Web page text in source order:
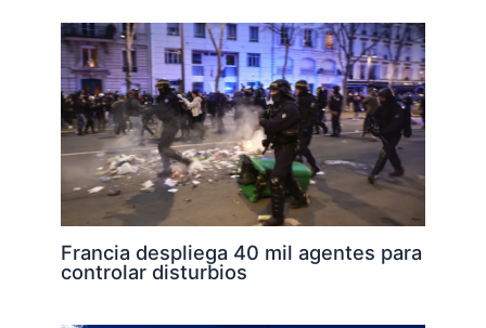
Francia despliega 40 mil agentes para
controlar disturbios